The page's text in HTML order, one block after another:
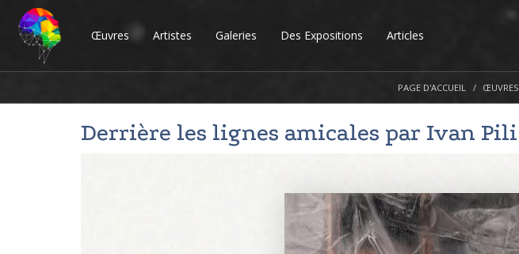
Œuvres Artistes Galeries Des Expositions Articles
PAGE D'ACCUEIL ŒUVRES
Derrière les lignes amicales par Ivan Pili